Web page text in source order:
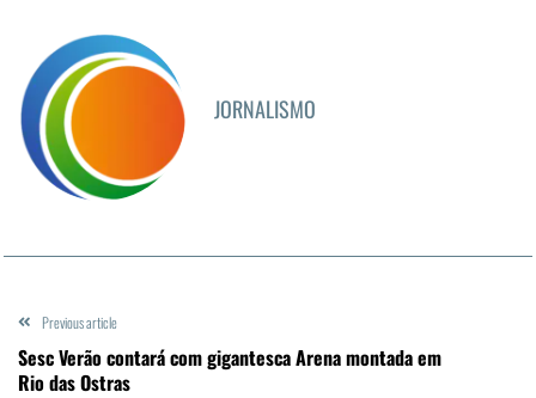
JORNALISMO
Previous article
Sesc Verão contará com gigantesca Arena montada em
Rio das Ostras